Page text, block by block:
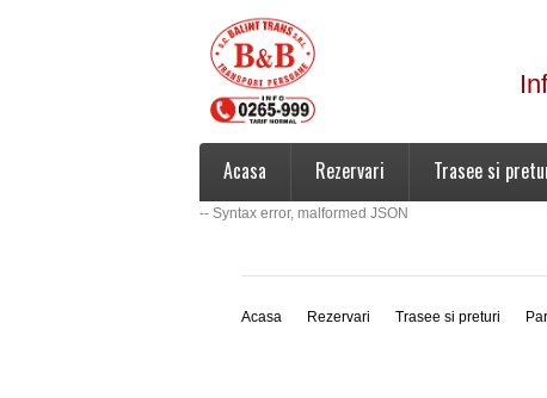
Acasa Rezervari Trasee si
-- Syntax error, malformed JSON
Acasa Rezervari Trasee si preturi